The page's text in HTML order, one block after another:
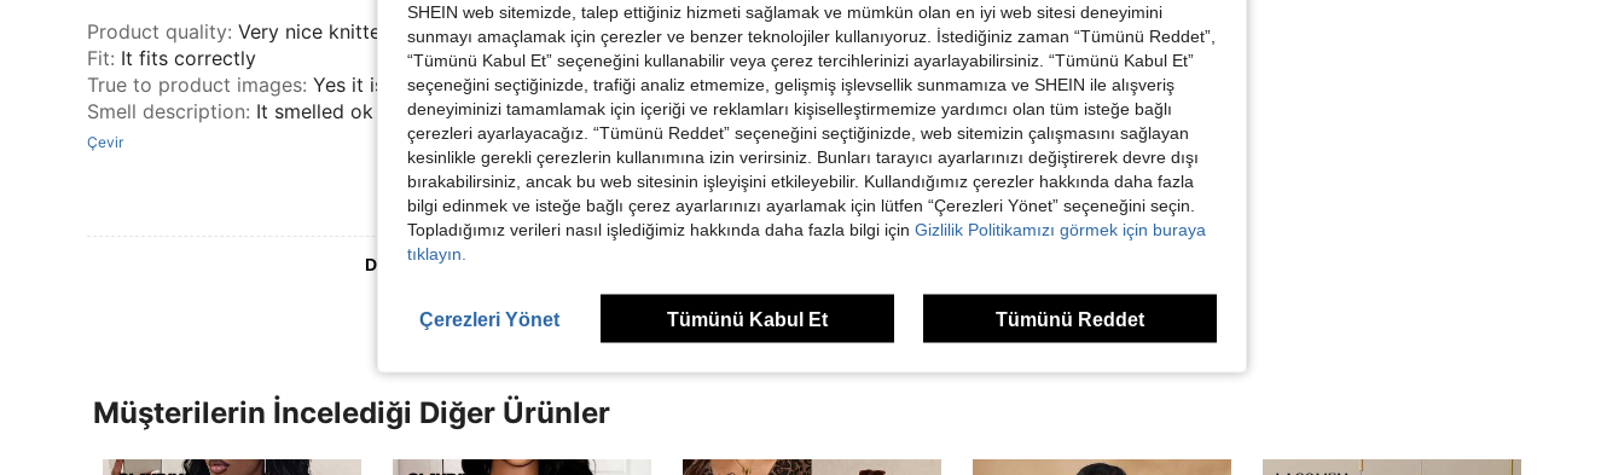
Product quality: Very nice knitted fabric maybe a little warm for summer in greece
Fit: It fits correctly
True to product images: Yes it is
Smell description: It smelled ok
Çevir
Helpful (0)
Daha Fazla Değerlendirme Görüntüle
Müşterilerin İncelediği Diğer Ürünler
SHEIN web sitemizde, talep ettiğiniz hizmeti sağlamak ve mümkün olan en iyi web sitesi deneyimini
sunmayı amaçlamak için çerezler ve benzer teknolojiler kullanıyoruz. İstediğiniz zaman “Tümünü Reddet”,
“Tümünü Kabul Et” seçeneğini kullanabilir veya çerez tercihlerinizi ayarlayabilirsiniz. “Tümünü Kabul Et”
seçeneğini seçtiğinizde, trafiği analiz etmemize, gelişmiş işlevsellik sunmamıza ve SHEIN ile alışveriş
deneyiminizi tamamlamak için içeriği ve reklamları kişiselleştirmemize yardımcı olan tüm isteğe bağlı
çerezleri ayarlayacağız. “Tümünü Reddet” seçeneğini seçtiğinizde, web sitemizin çalışmasını sağlayan
kesinlikle gerekli çerezlerin kullanımına izin verirsiniz. Bunları tarayıcı ayarlarınızı değiştirerek devre dışı
bırakabilirsiniz, ancak bu web sitesinin işleyişini etkileyebilir. Kullandığımız çerezler hakkında daha fazla
bilgi edinmek ve isteğe bağlı çerez ayarlarınızı ayarlamak için lütfen “Çerezleri Yönet” seçeneğini seçin.
Topladığımız verileri nasıl işlediğimiz hakkında daha fazla bilgi için Gizlilik Politikamızı görmek için buraya
tıklayın.
Çerezleri Yönet Tümünü Kabul Et Tümünü Reddet